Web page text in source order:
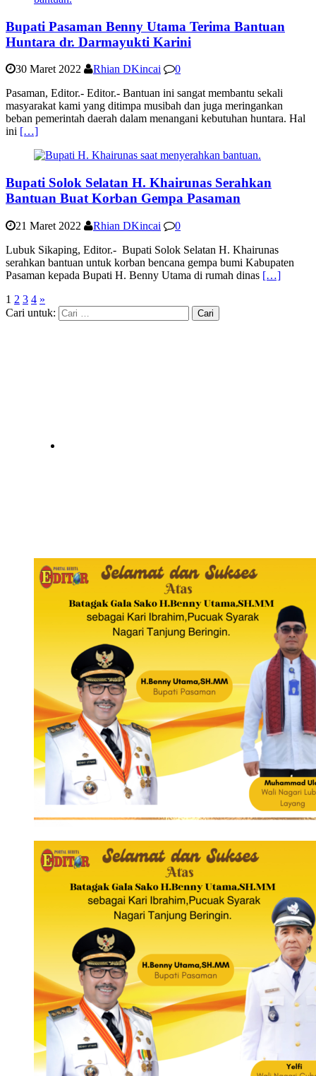
Bupati Pasaman Benny Utama Terima Bantuan
Huntara dr. Darmayukti Karini
30 Maret 2022 Rhian DKincai
0
Pasaman, Editor.- Editor.- Bantuan ini sangat membantu sekali
masyarakat kami yang ditimpa musibah dan juga meringankan
beban pemerintah daerah dalam menangani kebutuhan huntara. Hal
ini […]
Bupati Solok Selatan H. Khairunas Serahkan
Bantuan Buat Korban Gempa Pasaman
21 Maret 2022 Rhian DKincai
0
Lubuk Sikaping, Editor.- Bupati Solok Selatan H. Khairunas
serahkan bantuan untuk korban bencana gempa bumi Kabupaten
Pasaman kepada Bupati H. Benny Utama di rumah dinas […]
1 2 3 4 »
Cari untuk: